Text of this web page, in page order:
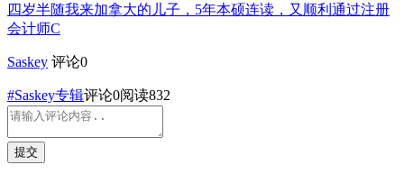
四岁半随我来加拿大的儿子，5年本硕连读，又顺利通过注册
会计师C
Saskey 评论0
#Saskey专辑评论0阅读832
提交